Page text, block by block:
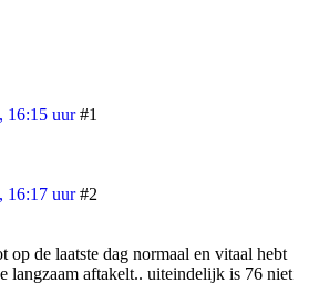
16:15 uur #1
16:17 uur #2
op de laatste dag normaal en vitaal hebt
langzaam aftakelt.. uiteindelijk is 76 niet